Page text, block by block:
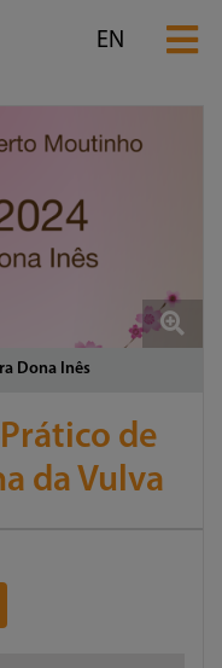
EN
Dona Inês
de
da Vulva